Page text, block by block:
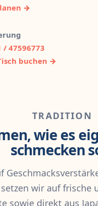
→
/ 47596773
buchen →
TRADITION
wie es
schmecken
wir auf frische
sowie direkt aus